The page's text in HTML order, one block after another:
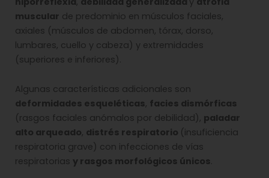
muscular de predominio en músculos faciales,
axiales (músculos de abdomen, tórax, dorso,
lumbares, cuello y cabeza) y extremidades
(superiores e inferiores).
Algunas características adicionales son
deformidades esqueléticas, facies dismórficas
(rasgos faciales anómalos por debilidad), paladar
alto arqueado, distrés respiratorio (insuficiencia
respiratoria grave) con infecciones de vías
respiratorias y rasgos morfológicos únicos.